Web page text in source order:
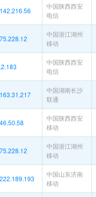
中国陕西西安
电信
中国浙江湖州
移动
中国陕西西安
电信
中国湖南长沙
联通
中国陕西西安
移动
中国浙江湖州
移动
中国山东济南
移动